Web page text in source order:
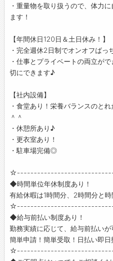
・重量物を取り扱うので、体力
ます！
【年間休日120日＆土日休み！】
・完全週休2日制でオンオフばっ
・仕事とプライベートの両立が
切にできます♪
【社内設備】
・食堂あり！栄養バランスのと
＾＾
・休憩所あり♪
・更衣室あり！
・駐車場完備◎
◆時間単位年休制度あり！
有給休暇は1時間分、2時間分と
◆給与前払い制度あり！
勤務実績に応じて、給与前払い
簡単申請！簡単受取！日払い即日